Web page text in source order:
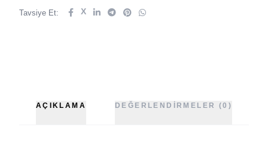
Tavsiye Et: X
AÇIKLAMA DEĞERLENDIRMELER (0)